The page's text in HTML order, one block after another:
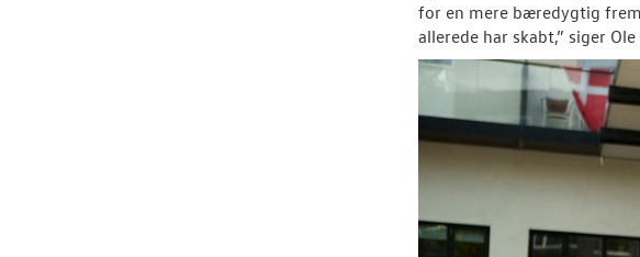
for en mere bæredygtig
allerede har skabt,” siger